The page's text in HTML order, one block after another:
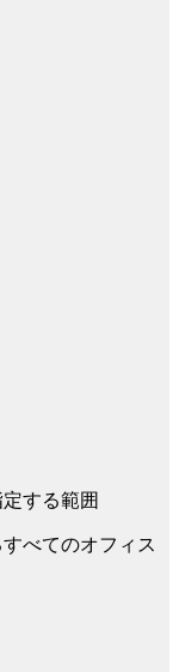
する範囲
べてのオフィス